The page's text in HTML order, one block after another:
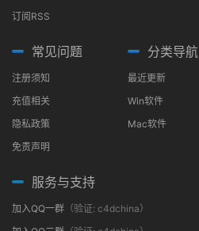
订阅RSS
常见问题
注册须知
充值相关
隐私政策
免责声明
分类导航
最近更新
Win软件
Mac软件
服务与支持
加入QQ一群 （验证: c4dchina）